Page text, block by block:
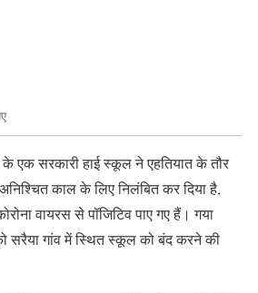
के एक सरकारी हाई स्कूल ने एहतियात के तौर
काल के लिए निलंबित कर दिया है,
वायरस से पॉजिटिव पाए गए हैं। गया
सरैया गांव में स्थित स्कूल को बंद करने की